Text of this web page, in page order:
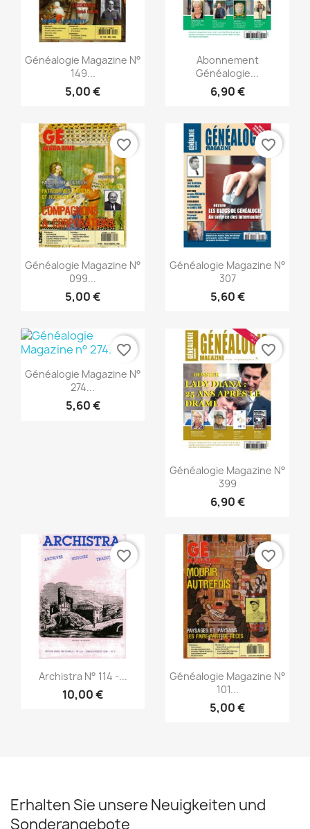
Vorschau
Généalogie Magazine N°
149...
5,00 €
Vorschau
Abonnement
Généalogie...
6,90 €
Vorschau
Généalogie Magazine N°
099...
5,00 €
favorite_border
Vorschau
Généalogie Magazine N°
307
5,60 €
favorite_border
Vorschau
Généalogie Magazine N°
274...
5,60 €
favorite_border
Vorschau
Généalogie Magazine N°
399
6,90 €
favorite_border
Vorschau
Archistra N° 114 -...
10,00 €
favorite_border
Vorschau
Généalogie Magazine N°
101...
5,00 €
favorite_border
Erhalten Sie unsere Neuigkeiten und
Sonderangebote